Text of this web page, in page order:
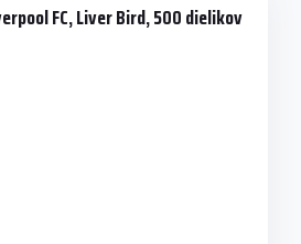
FC, Liver Bird, 500 dielikov